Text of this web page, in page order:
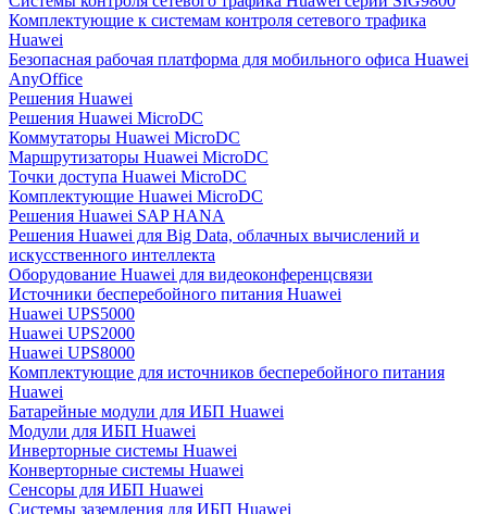
Комплектующие к системам контроля сетевого трафика
Huawei
Безопасная рабочая платформа для мобильного офиса Huawei
AnyOffice
Решения Huawei
Решения Huawei MicroDC
Коммутаторы Huawei MicroDC
Маршрутизаторы Huawei MicroDC
Точки доступа Huawei MicroDC
Комплектующие Huawei MicroDC
Решения Huawei SAP HANA
Решения Huawei для Big Data, облачных вычислений и
искусственного интеллекта
Оборудование Huawei для видеоконференцсвязи
Источники бесперебойного питания Huawei
Huawei UPS5000
Huawei UPS2000
Huawei UPS8000
Комплектующие для источников бесперебойного питания
Huawei
Батарейные модули для ИБП Huawei
Модули для ИБП Huawei
Инверторные системы Huawei
Конверторные системы Huawei
Сенсоры для ИБП Huawei
Системы заземления для ИБП Huawei